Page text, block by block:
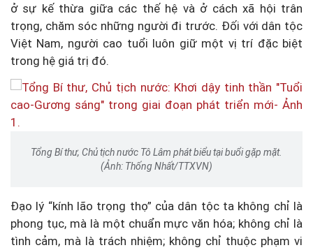
ở sự kế thừa giữa các thế hệ và ở cách xã hội trân
trọng, chăm sóc những người đi trước. Đối với dân tộc
Việt Nam, người cao tuổi luôn giữ một vị trí đặc biệt
trong hệ giá trị đó.
Tổng Bí thư, Chủ tịch nước Tô Lâm phát biểu tại buổi gặp mặt.
(Ảnh: Thống Nhất/TTXVN)
Đạo lý “kính lão trọng thọ” của dân tộc ta không chỉ là
phong tục, mà là một chuẩn mực văn hóa; không chỉ là
tình cảm, mà là trách nhiệm; không chỉ thuộc phạm vi